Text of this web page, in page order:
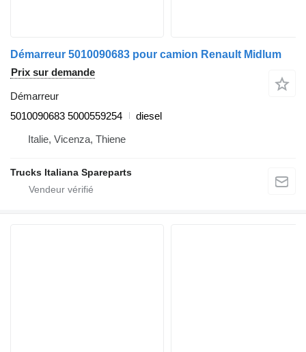
Démarreur 5010090683 pour camion Renault Midlum
Prix sur demande
Démarreur
5010090683 5000559254
diesel
Italie, Vicenza, Thiene
Trucks Italiana Spareparts